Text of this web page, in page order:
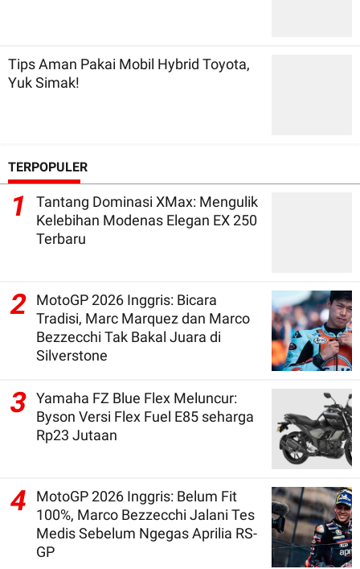
Tips Aman Pakai Mobil Hybrid Toyota,
Yuk Simak!
TERPOPULER
1
Tantang Dominasi XMax: Mengulik
Kelebihan Modenas Elegan EX 250
Terbaru
2
MotoGP 2026 Inggris: Bicara
Tradisi, Marc Marquez dan Marco
Bezzecchi Tak Bakal Juara di
Silverstone
3 Yamaha FZ Blue Flex Meluncur:
Byson Versi Flex Fuel E85 seharga
Rp23 Jutaan
4
MotoGP 2026 Inggris: Belum Fit
100%, Marco Bezzecchi Jalani Tes
Medis Sebelum Ngegas Aprilia RS-
GP